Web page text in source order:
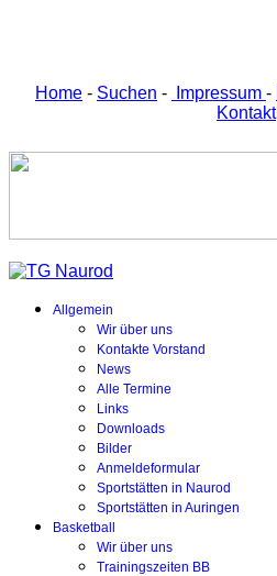
Home - Suchen - Impressum -
Kontakt
Allgemein
Wir über uns
Kontakte Vorstand
News
Alle Termine
Links
Downloads
Bilder
Anmeldeformular
Sportstätten in Naurod
Sportstätten in Auringen
Basketball
Wir über uns
Trainingszeiten BB